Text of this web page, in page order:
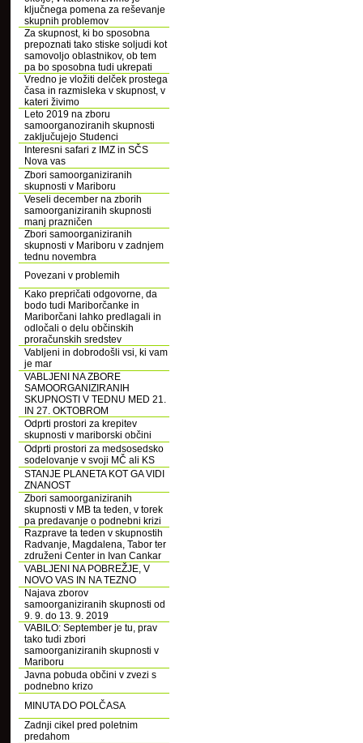
ključnega pomena za reševanje
skupnih problemov
Za skupnost, ki bo sposobna
prepoznati tako stiske soljudi kot
samovoljo oblastnikov, ob tem
pa bo sposobna tudi ukrepati
Vredno je vložiti delček prostega
časa in razmisleka v skupnost, v
kateri živimo
Leto 2019 na zboru
samoorganoziranih skupnosti
zaključujejo Studenci
Interesni safari z IMZ in SČS
Nova vas
Zbori samoorganiziranih
skupnosti v Mariboru
Veseli december na zborih
samoorganiziranih skupnosti
manj prazničen
Zbori samoorganiziranih
skupnosti v Mariboru v zadnjem
tednu novembra
Povezani v problemih
Kako prepričati odgovorne, da
bodo tudi Mariborčanke in
Mariborčani lahko predlagali in
odločali o delu občinskih
proračunskih sredstev
Vabljeni in dobrodošli vsi, ki vam
je mar
VABLJENI NA ZBORE
SAMOORGANIZIRANIH
SKUPNOSTI V TEDNU MED 21.
IN 27. OKTOBROM
Odprti prostori za krepitev
skupnosti v mariborski občini
Odprti prostori za medsosedsko
sodelovanje v svoji MČ ali KS
STANJE PLANETA KOT GA VIDI
ZNANOST
Zbori samoorganiziranih
skupnosti v MB ta teden, v torek
pa predavanje o podnebni krizi
Razprave ta teden v skupnostih
Radvanje, Magdalena, Tabor ter
združeni Center in Ivan Cankar
VABLJENI NA POBREŽJE, V
NOVO VAS IN NA TEZNO
Najava zborov
samoorganiziranih skupnosti od
9. 9. do 13. 9. 2019
VABILO: September je tu, prav
tako tudi zbori
samoorganiziranih skupnosti v
Mariboru
Javna pobuda občini v zvezi s
podnebno krizo
MINUTA DO POLČASA
Zadnji cikel pred poletnim
predahom